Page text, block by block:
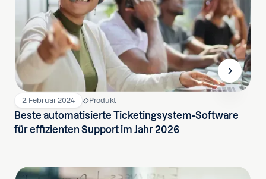
2. Februar 2024 Produkt
Beste automatisierte Ticketingsystem-Software
für effizienten Support im Jahr 2026